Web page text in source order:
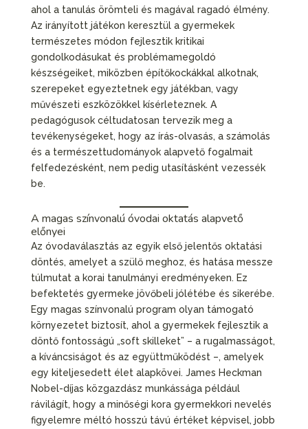
ahol a tanulás örömteli és magával ragadó élmény.
Az irányított játékon keresztül a gyermekek
természetes módon fejlesztik kritikai
gondolkodásukat és problémamegoldó
készségeiket, miközben építőkockákkal alkotnak,
szerepeket egyeztetnek egy játékban, vagy
művészeti eszközökkel kísérleteznek. A
pedagógusok céltudatosan tervezik meg a
tevékenységeket, hogy az írás-olvasás, a számolás
és a természettudományok alapvető fogalmait
felfedezésként, nem pedig utasításként vezessék
be.
A magas színvonalú óvodai oktatás alapvető
előnyei
Az óvodaválasztás az egyik első jelentős oktatási
döntés, amelyet a szülő meghoz, és hatása messze
túlmutat a korai tanulmányi eredményeken. Ez
befektetés gyermeke jövőbeli jólétébe és sikerébe.
Egy magas színvonalú program olyan támogató
környezetet biztosít, ahol a gyermekek fejlesztik a
döntő fontosságú „soft skilleket” – a rugalmasságot,
a kíváncsiságot és az együttműködést –, amelyek
egy kiteljesedett élet alapkövei. James Heckman
Nobel-díjas közgazdász munkássága például
rávilágít, hogy a minőségi kora gyermekkori nevelés
figyelemre méltó hosszú távú értéket képvisel, jobb